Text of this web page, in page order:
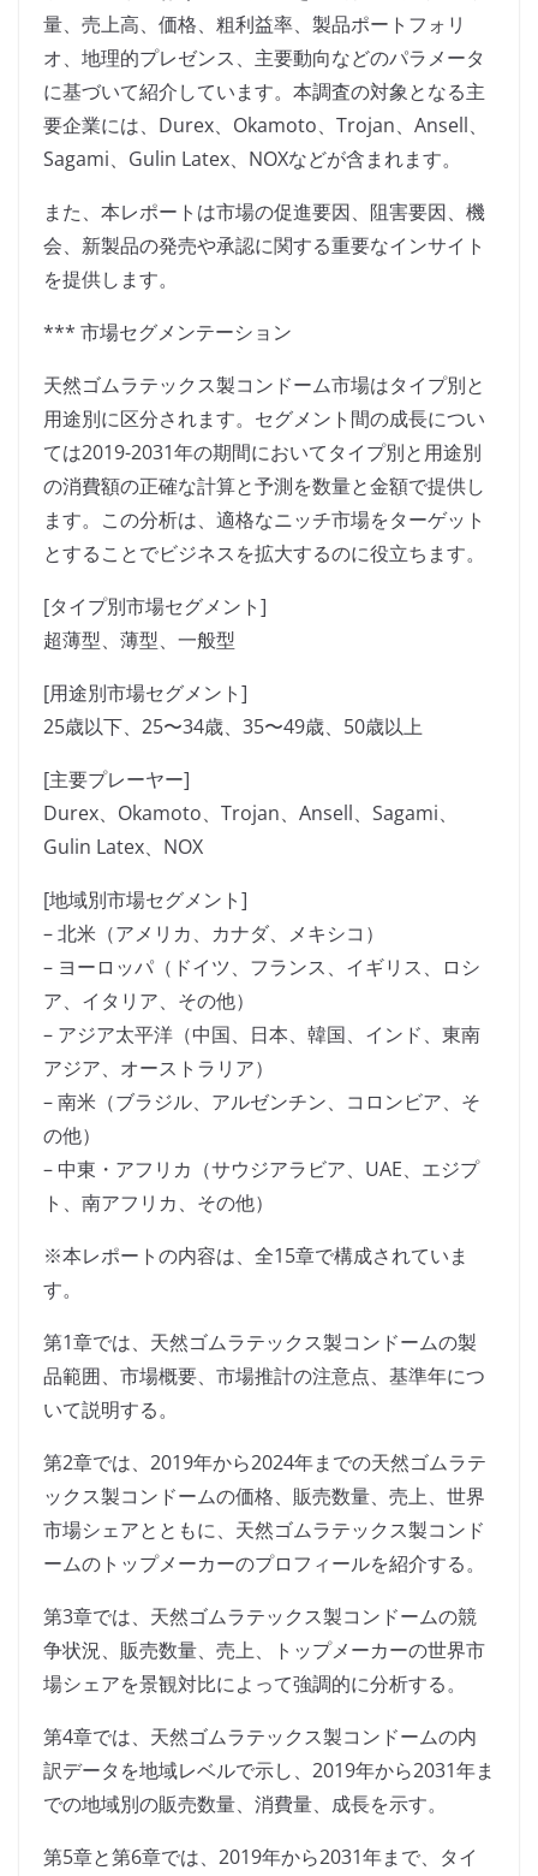
量、売上高、価格、粗利益率、製品ポートフォリ
オ、地理的プレゼンス、主要動向などのパラメータ
に基づいて紹介しています。本調査の対象となる主
要企業には、Durex、Okamoto、Trojan、Ansell、
Sagami、Gulin Latex、NOXなどが含まれます。
また、本レポートは市場の促進要因、阻害要因、機
会、新製品の発売や承認に関する重要なインサイト
を提供します。
*** 市場セグメンテーション
天然ゴムラテックス製コンドーム市場はタイプ別と
用途別に区分されます。セグメント間の成長につい
ては2019-2031年の期間においてタイプ別と用途別
の消費額の正確な計算と予測を数量と金額で提供し
ます。この分析は、適格なニッチ市場をターゲット
とすることでビジネスを拡大するのに役立ちます。
[タイプ別市場セグメント]
超薄型、薄型、一般型
[用途別市場セグメント]
25歳以下、25〜34歳、35〜49歳、50歳以上
[主要プレーヤー]
Durex、Okamoto、Trojan、Ansell、Sagami、
Gulin Latex、NOX
[地域別市場セグメント]
– 北米（アメリカ、カナダ、メキシコ）
– ヨーロッパ（ドイツ、フランス、イギリス、ロシ
ア、イタリア、その他）
– アジア太平洋（中国、日本、韓国、インド、東南
アジア、オーストラリア）
– 南米（ブラジル、アルゼンチン、コロンビア、そ
の他）
– 中東・アフリカ（サウジアラビア、UAE、エジプ
ト、南アフリカ、その他）
※本レポートの内容は、全15章で構成されていま
す。
第1章では、天然ゴムラテックス製コンドームの製
品範囲、市場概要、市場推計の注意点、基準年につ
いて説明する。
第2章では、2019年から2024年までの天然ゴムラテ
ックス製コンドームの価格、販売数量、売上、世界
市場シェアとともに、天然ゴムラテックス製コンド
ームのトップメーカーのプロフィールを紹介する。
第3章では、天然ゴムラテックス製コンドームの競
争状況、販売数量、売上、トップメーカーの世界市
場シェアを景観対比によって強調的に分析する。
第4章では、天然ゴムラテックス製コンドームの内
訳データを地域レベルで示し、2019年から2031年ま
での地域別の販売数量、消費量、成長を示す。
第5章と第6章では、2019年から2031年まで、タイ